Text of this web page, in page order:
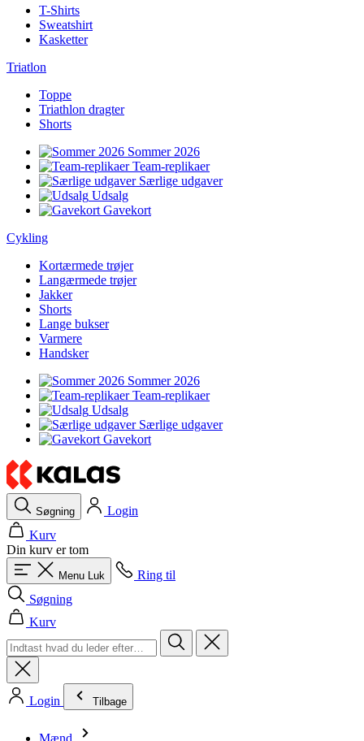
T-Shirts
Sweatshirt
Kasketter
Triatlon
Toppe
Triathlon dragter
Shorts
Sommer 2026
Team-replikaer
Særlige udgaver
Udsalg
Gavekort
Cykling
Kortærmede trøjer
Langærmede trøjer
Jakker
Shorts
Lange bukser
Varmere
Handsker
Sommer 2026
Team-replikaer
Udsalg
Særlige udgaver
Gavekort
Søgning
Login
Kurv
Din kurv er tom
Menu Luk
Ring til
Søgning
Kurv
Login Tilbage
Mænd